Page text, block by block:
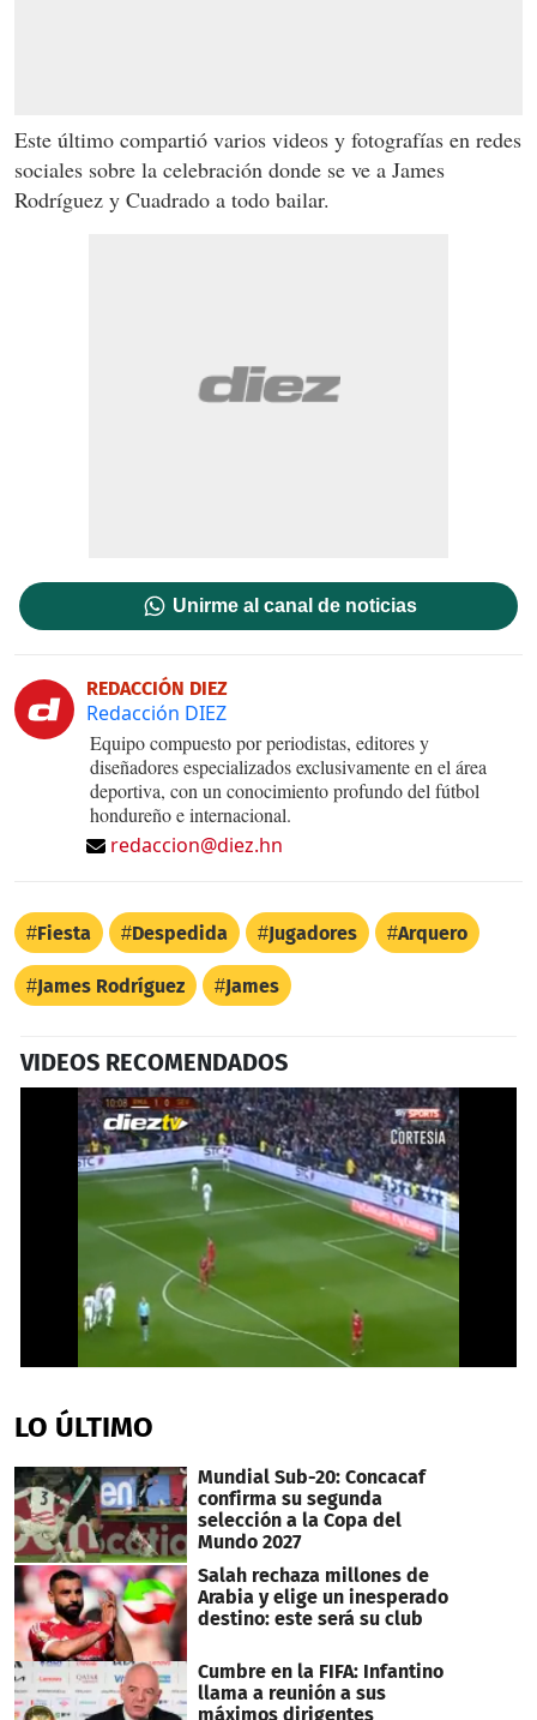
Este último compartió varios videos y fotografías en redes
sociales sobre la celebración donde se ve a James
Rodríguez y Cuadrado a todo bailar.
Unirme al canal de noticias
REDACCIÓN DIEZ
Redacción DIEZ
Equipo compuesto por periodistas, editores y
diseñadores especializados exclusivamente en el área
deportiva, con un conocimiento profundo del fútbol
hondureño e internacional.
redaccion@diez.hn
Fiesta Despedida Jugadores Arquero
James Rodríguez James
VIDEOS RECOMENDADOS
of
32
LO ÚLTIMO
Mundial Sub-20: Concacaf
confirma su segunda
selección a la Copa del
Mundo 2027
Salah rechaza millones de
Arabia y elige un inesperado
destino: este será su club
Cumbre en la FIFA: Infantino
llama a reunión a sus
máximos dirigentes